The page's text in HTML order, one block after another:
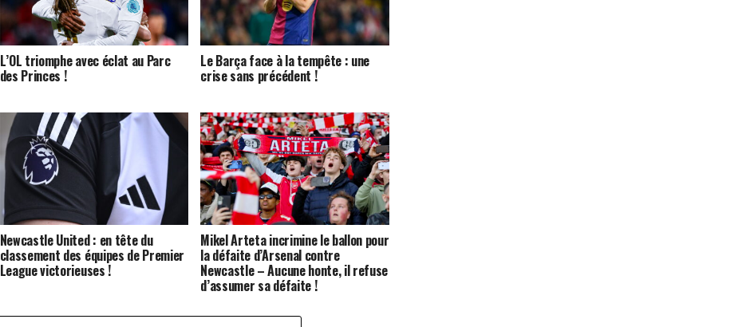
L’OL triomphe avec éclat au Parc
des Princes !
Le Barça face à la tempête : une
crise sans précédent !
Newcastle United : en tête du
classement des équipes de Premier
League victorieuses !
Mikel Arteta incrimine le ballon pour
la défaite d’Arsenal contre
Newcastle – Aucune honte, il refuse
d’assumer sa défaite !